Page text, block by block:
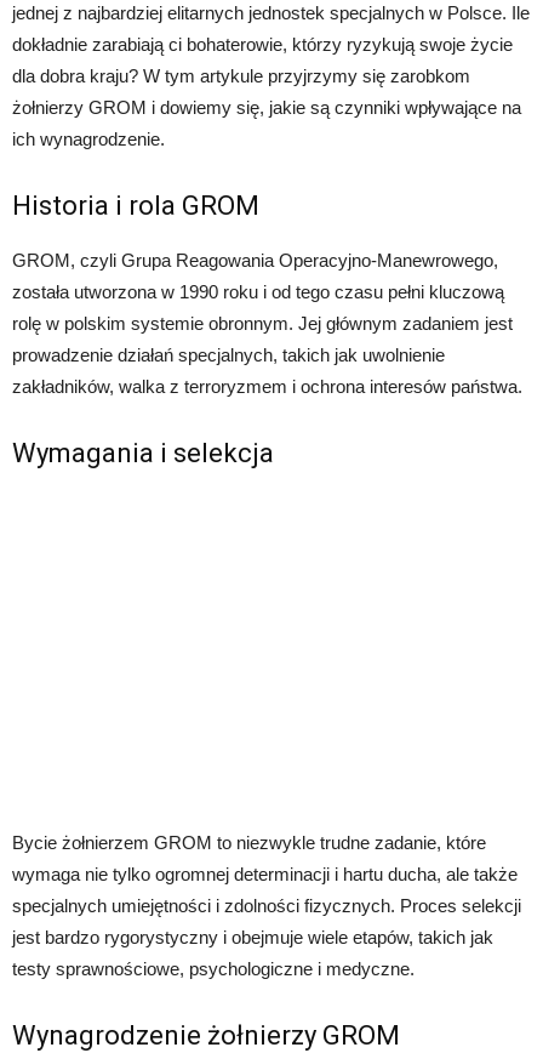
jednej z najbardziej elitarnych jednostek specjalnych w Polsce. Ile
dokładnie zarabiają ci bohaterowie, którzy ryzykują swoje życie
dla dobra kraju? W tym artykule przyjrzymy się zarobkom
żołnierzy GROM i dowiemy się, jakie są czynniki wpływające na
ich wynagrodzenie.
Historia i rola GROM
GROM, czyli Grupa Reagowania Operacyjno-Manewrowego,
została utworzona w 1990 roku i od tego czasu pełni kluczową
rolę w polskim systemie obronnym. Jej głównym zadaniem jest
prowadzenie działań specjalnych, takich jak uwolnienie
zakładników, walka z terroryzmem i ochrona interesów państwa.
Wymagania i selekcja
Bycie żołnierzem GROM to niezwykle trudne zadanie, które
wymaga nie tylko ogromnej determinacji i hartu ducha, ale także
specjalnych umiejętności i zdolności fizycznych. Proces selekcji
jest bardzo rygorystyczny i obejmuje wiele etapów, takich jak
testy sprawnościowe, psychologiczne i medyczne.
Wynagrodzenie żołnierzy GROM